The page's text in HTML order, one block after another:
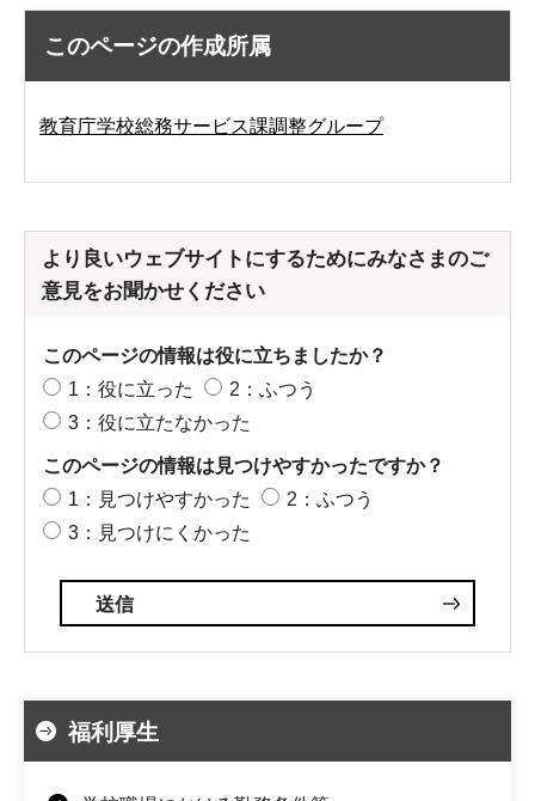
このページの作成所属
教育庁学校総務サービス課調整グループ
より良いウェブサイトにするためにみなさまのご
意見をお聞かせください
このページの情報は役に立ちましたか？
1：役に立った
2：ふつう
3：役に立たなかった
このページの情報は見つけやすかったですか？
1：見つけやすかった
2：ふつう
3：見つけにくかった
福利厚生